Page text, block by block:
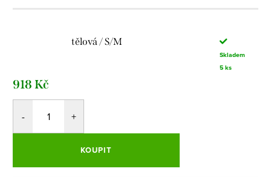
tělová / S/M
Skladem
5 ks
918 Kč
KOUPIT